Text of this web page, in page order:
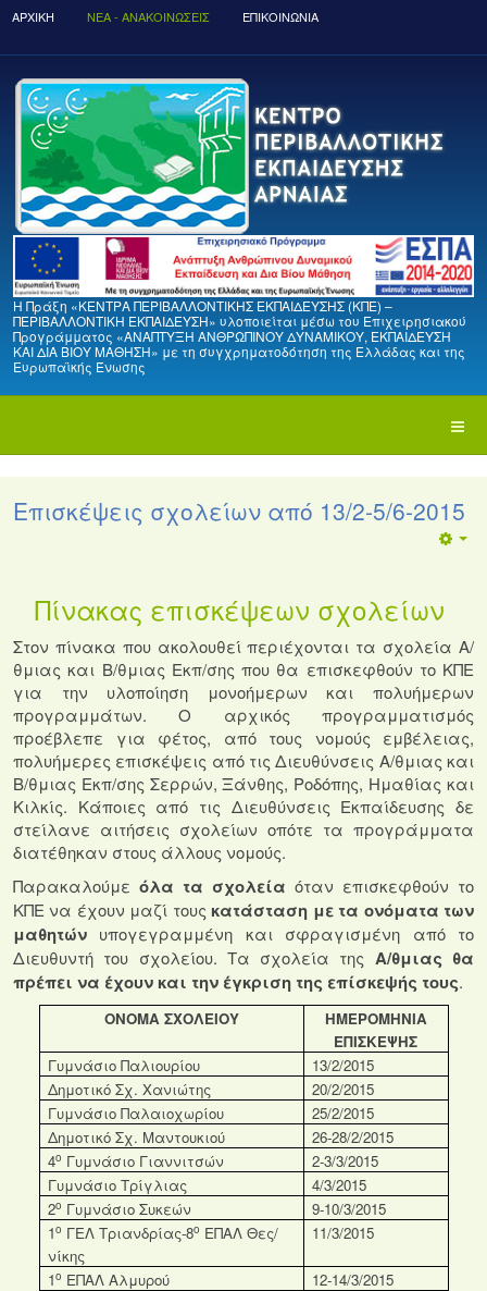
ΑΡΧΙΚΉ ΝΈΑ - ΑΝΑΚΟΙΝΏΣΕΙΣ ΕΠΙΚΟΙΝΩΝΙΑ
Η Πράξη «ΚΕΝΤΡΑ ΠΕΡΙΒΑΛΛΟΝΤΙΚΗΣ ΕΚΠΑΙΔΕΥΣΗΣ (ΚΠΕ) –
ΠΕΡΙΒΑΛΛΟΝΤΙΚΗ ΕΚΠΑΙΔΕΥΣΗ» υλοποιείται μέσω του Επιχειρησιακού
Προγράμματος «ΑΝΑΠΤΥΞΗ ΑΝΘΡΩΠΙΝΟΥ ΔΥΝΑΜΙΚΟΥ, ΕΚΠΑΙΔΕΥΣΗ
ΚΑΙ ΔΙΑ ΒΙΟΥ ΜΑΘΗΣΗ» με τη συγχρηματοδότηση της Ελλάδας και της
Ευρωπαϊκής Ένωσης
Επισκέψεις σχολείων από 13/2-5/6-2015
Πίνακας επισκέψεων σχολείων
Στον πίνακα που ακολουθεί περιέχονται τα σχολεία Α/
θμιας και Β/θμιας Εκπ/σης που θα επισκεφθούν το ΚΠΕ
για την υλοποίηση μονοήμερων και πολυήμερων
προγραμμάτων. Ο αρχικός προγραμματισμός
προέβλεπε για φέτος, από τους νομούς εμβέλειας,
πολυήμερες επισκέψεις από τις Διευθύνσεις Α/θμιας και
Β/θμιας Εκπ/σης Σερρών, Ξάνθης, Ροδόπης, Ημαθίας και
Κιλκίς. Κάποιες από τις Διευθύνσεις Εκπαίδευσης δε
στείλανε αιτήσεις σχολείων οπότε τα προγράμματα
διατέθηκαν στους άλλους νομούς.
Παρακαλούμε όλα τα σχολεία όταν επισκεφθούν το
ΚΠΕ να έχουν μαζί τους κατάσταση με τα ονόματα των
μαθητών υπογεγραμμένη και σφραγισμένη από το
Διευθυντή του σχολείου. Τα σχολεία της Α/θμιας θα
πρέπει να έχουν και την έγκριση της επίσκεψής τους.
ΟΝΟΜΑ ΣΧΟΛΕΙΟΥ
ΗΜΕΡΟΜΗΝΙΑ
ΕΠΙΣΚΕΨΗΣ
Γυμνάσιο Παλιουρίου
13/2/2015
Δημοτικό Σχ. Χανιώτης
20/2/2015
Γυμνάσιο Παλαιοχωρίου
25/2/2015
Δημοτικό Σχ. Μαντουκιού
26-28/2/2015
4ο Γυμνάσιο Γιαννιτσών
2-3/3/2015
Γυμνάσιο Τρίγλιας
4/3/2015
2ο Γυμνάσιο Συκεών
9-10/3/2015
1ο ΓΕΛ Τριανδρίας-8ο ΕΠΑΛ Θες/
νίκης
11/3/2015
1ο ΕΠΑΛ Αλμυρού
12-14/3/2015